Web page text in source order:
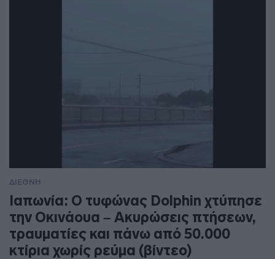
ΔΙΕΘΝΗ
Ιαπωνία: Ο τυφώνας Dolphin χτύπησε
την Οκινάουα – Ακυρώσεις πτήσεων,
τραυματίες και πάνω από 50.000
κτίρια χωρίς ρεύμα (βίντεο)